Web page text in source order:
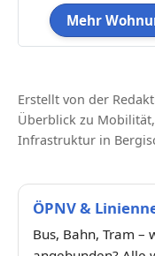
Mehr
Erstellt von der
Überblick zu
Infrastruktur in
ÖPNV &
Bus, Bahn, Tram –